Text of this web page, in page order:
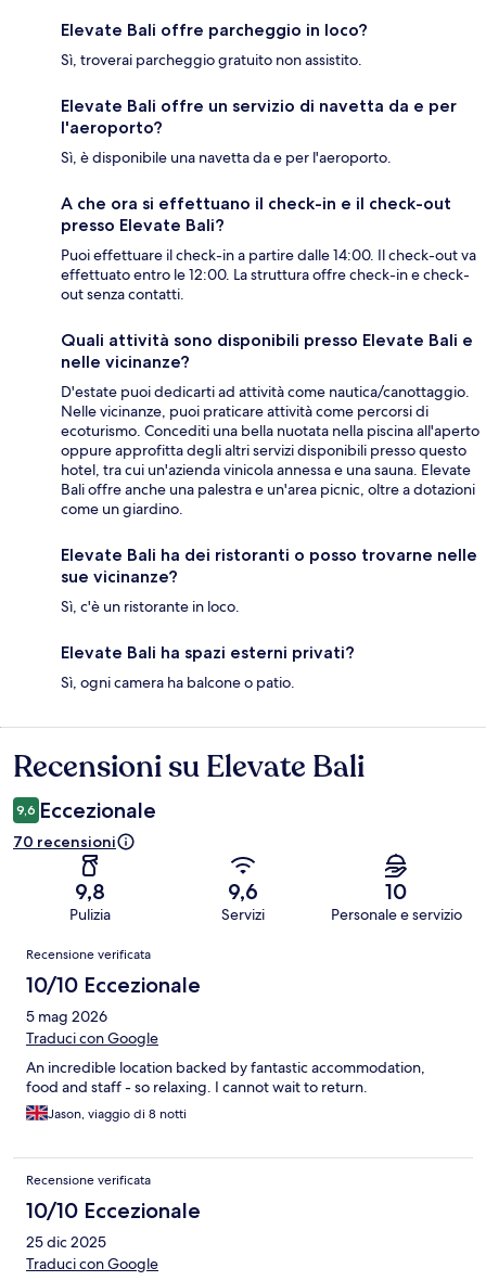
Elevate Bali offre parcheggio in loco?
Sì, troverai parcheggio gratuito non assistito.
Elevate Bali offre un servizio di navetta da e per
l'aeroporto?
Sì, è disponibile una navetta da e per l'aeroporto.
A che ora si effettuano il check-in e il check-out
presso Elevate Bali?
Puoi effettuare il check-in a partire dalle 14:00. Il check-out va
effettuato entro le 12:00. La struttura offre check-in e check-
out senza contatti.
Quali attività sono disponibili presso Elevate Bali e
nelle vicinanze?
D'estate puoi dedicarti ad attività come nautica/canottaggio.
Nelle vicinanze, puoi praticare attività come percorsi di
ecoturismo. Concediti una bella nuotata nella piscina all'aperto
oppure approfitta degli altri servizi disponibili presso questo
hotel, tra cui un'azienda vinicola annessa e una sauna. Elevate
Bali offre anche una palestra e un'area picnic, oltre a dotazioni
come un giardino.
Elevate Bali ha dei ristoranti o posso trovarne nelle
sue vicinanze?
Sì, c'è un ristorante in loco.
Elevate Bali ha spazi esterni privati?
Sì, ogni camera ha balcone o patio.
Recensioni
Recensioni su Elevate Bali
9,6 Eccezionale
70 recensioni
9,8
Pulizia
9,6
Servizi
10
Personale e servizio
Recensioni
Recensione verificata
10/10 Eccezionale
5 mag 2026
Traduci con Google
An incredible location backed by fantastic accommodation,
food and staff - so relaxing. I cannot wait to return.
Jason, viaggio di 8 notti
Recensione verificata
10/10 Eccezionale
25 dic 2025
Traduci con Google